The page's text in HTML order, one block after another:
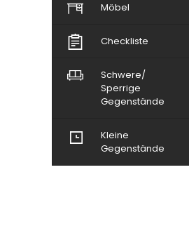
Möbel
Checkliste
Schwere/
Sperrige
Gegenstände
Kleine
Gegenstände